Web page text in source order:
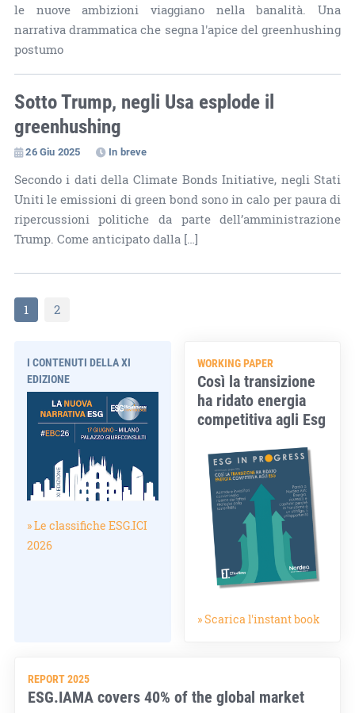
le nuove ambizioni viaggiano nella banalità. Una
narrativa drammatica che segna l'apice del greenhushing
postumo
Sotto Trump, negli Usa esplode il
greenhushing
26 Giu 2025 In breve
Secondo i dati della Climate Bonds Initiative, negli Stati
Uniti le emissioni di green bond sono in calo per paura di
ripercussioni politiche da parte dell’amministrazione
Trump. Come anticipato dalla […]
1 2
I CONTENUTI DELLA XI
EDIZIONE
» Le classifiche ESG.ICI
2026
WORKING PAPER
Così la transizione
ha ridato energia
competitiva agli Esg
» Scarica l'instant book
REPORT 2025
ESG.IAMA covers 40% of the global market